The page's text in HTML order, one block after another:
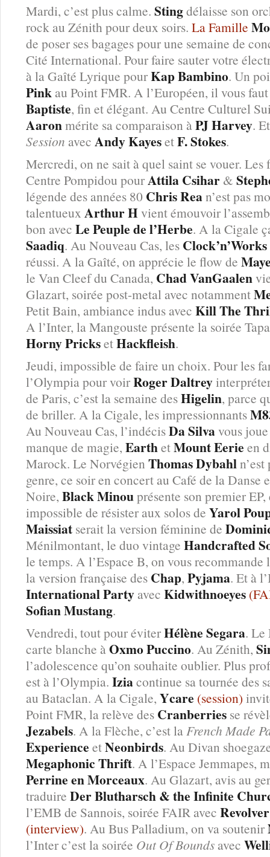
Mardi, c’est plus calme. Stingdélaisse son
rock au Zénith pour deux soirs. La Famille
de poser ses bagages pour une semaine de
Cité International. Pour faire sauter votre
à la Gaîté Lyrique pourKap Bambino. Un
Pink au Point FMR. A l’Européen, il vous
Baptiste, fin et élégant. Au Centre Culturel
Aaronmérite sa comparaison àPJ Harvey.
Session avec Andy KayesetF. Stokes.
Mercredi, on ne sait à quel saint se vouer. Les
Centre Pompidou pourAttila Csihar &
légende des années 80 Chris Rean’est pas
talentueux Arthur Hvient émouvoir
bon avec Le Peuple de l’Herbe. A la Cigale
Saadiq. Au Nouveau Cas, les Clock’n’Works
réussi. A la Gaîté, on apprécie le flow de
le Van Cleef du Canada, Chad VanGaalen
Glazart, soirée post-metal avec notamment
Petit Bain, ambiance indus avec Kill The
A l’Inter, la Mangouste présente la soirée
Horny PricksetHackfleish.
Jeudi, impossible de faire un choix. Pour les
l’Olympia pour voirRoger Daltrey
de Paris, c’est la semaine desHigelin, parce
de briller. A la Cigale, les impressionnants
Au Nouveau Cas, l’indécisDa Silvavous
manque de magie, EarthetMount Eerie en
Marock. Le Norvégien Thomas Dybahl
genre, ce soir en concert au Café de la
Noire, Black Minouprésente son premier
impossible de résister aux solos de Yarol
Maissiat serait la version féminine de
Ménilmontant, le duo vintage Handcrafted
le temps. A l’Espace B, on vous
la version française des Chap, Pyjama. Et à
International Party avec Kidwithnoeyes
Sofian Mustang.
Vendredi, tout pour éviterHélène Segara. Le
carte blanche àOxmo Puccino. Au Zénith,
l’adolescence qu’on souhaite oublier. Plus
est à l’Olympia. Iziacontinue sa tournée des
au Bataclan. A la Cigale, Ycare (session)
Point FMR, la relève des Cranberries se
Jezabels. A la Flèche, c’est laFrench Made
Experience etNeonbirds. Au Divan
Megaphonic Thrift. A l’Espace Jemmapes,
Perrine en Morceaux. Au Glazart, avis au
traduire Der Blutharsch & the Infinite
l’EMB de Sannois, soirée FAIR avec Revolver
(interview). Au Bus Palladium, on va soutenir
l’Inter c’est la soirée Out Of Bounds avec